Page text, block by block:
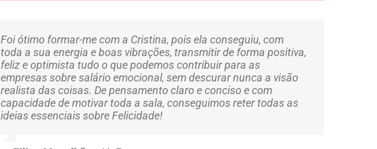
Foi ótimo formar-me com a Cristina, pois ela conseguiu, com
toda a sua energia e boas vibrações, transmitir de forma positiva,
feliz e optimista tudo o que podemos contribuir para as
empresas sobre salário emocional, sem descurar nunca a visão
realista das coisas. De pensamento claro e conciso e com
capacidade de motivar toda a sala, conseguimos reter todas as
ideias essenciais sobre Felicidade!